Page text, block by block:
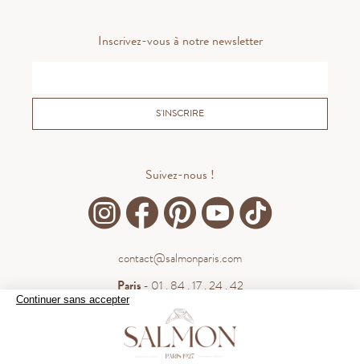
Continuer sans accepter
Inscrivez-vous à notre newsletter
S'INSCRIRE
Suivez-nous !
contact@salmonparis.com
Paris- 01 . 84 . 17 . 24 . 42
- 05 . 35 . 54 . 45 . 53
WhatsApp- 07 . 81 . 63 . 76 . 57